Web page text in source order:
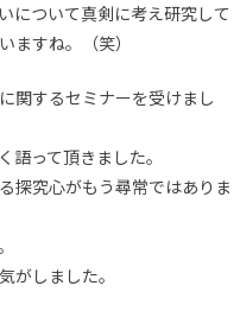
について真剣に考え研究して
ますね。（笑）
関するセミナーを受けまし
って頂きました。
探究心がもう尋常ではありま
がしました。